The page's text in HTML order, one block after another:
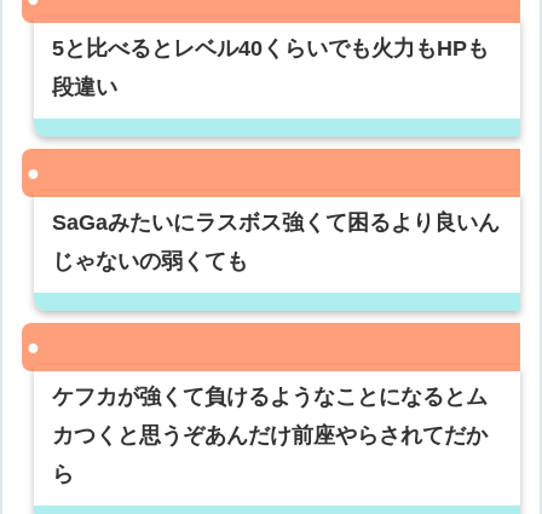
5と比べるとレベル40くらいでも火力もHPも
段違い
SaGaみたいにラスボス強くて困るより良いん
じゃないの弱くても
ケフカが強くて負けるようなことになるとム
カつくと思うぞあんだけ前座やらされてだか
ら